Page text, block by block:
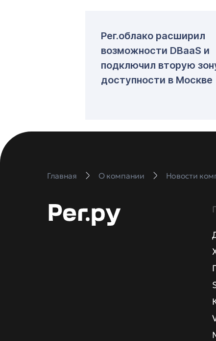
Рег.облако расширил
возможности DBaaS и
подключил вторую
доступности в Москве
Главная О компании Новости